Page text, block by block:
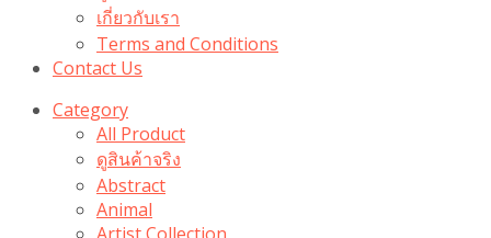
เกี่ยวกับเรา
Terms and Conditions
Contact Us
Category
All Product
ดูสินค้าจริง
Abstract
Animal
Artist Collection